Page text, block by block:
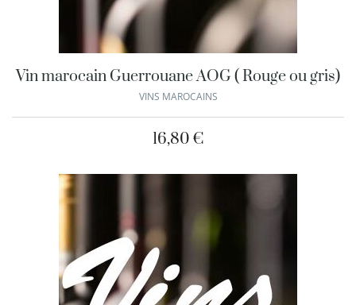
Vin marocain Guerrouane AOG ( Rouge ou gris)
VINS MAROCAINS
16,80 €